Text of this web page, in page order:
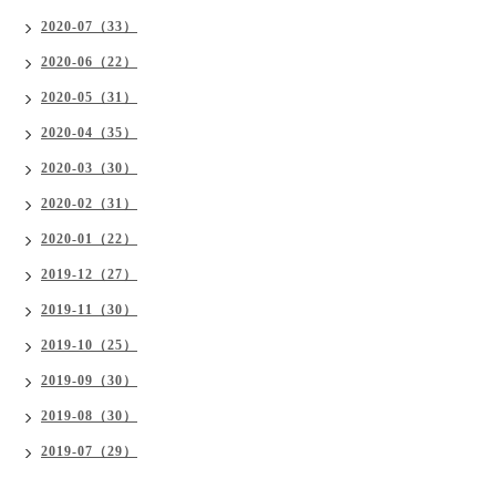
2020-07（33）
2020-06（22）
2020-05（31）
2020-04（35）
2020-03（30）
2020-02（31）
2020-01（22）
2019-12（27）
2019-11（30）
2019-10（25）
2019-09（30）
2019-08（30）
2019-07（29）